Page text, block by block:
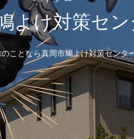
よけ対策セン
ことなら真岡市鳩よけ対策センタ